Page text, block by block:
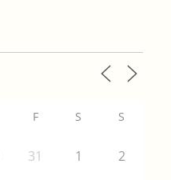
F S S
31 1 2